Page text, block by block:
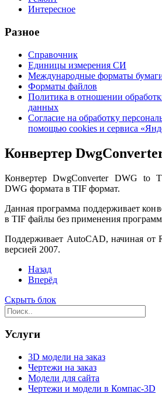
Интересное
Разное
Справочник
Единицы измерения СИ
Международные форматы
Форматы файлов
Политика в отношении
данных
Согласие на обработку
помощью cookies и сервиса
Конвертер
Конвертер DwgConverter DWG to
DWG формата в TIF формат.
Данная программа поддерживает
в TIF файлы без применения
Поддерживает AutoCAD, начиная от
версией 2007.
Назад
Вперёд
Скрыть блок
Услуги
3D модели на заказ
Чертежи на заказ
Модели для сайта
Чертежи и модели в Компас-3D